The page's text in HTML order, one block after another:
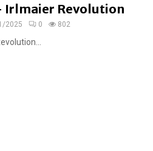
Irlmaier Revolution
2025 0 802